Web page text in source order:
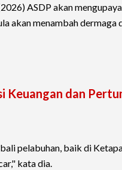
ASDP akan
akan menambah dermaga
Keuangan dan
pelabuhan, baik di
kata dia.